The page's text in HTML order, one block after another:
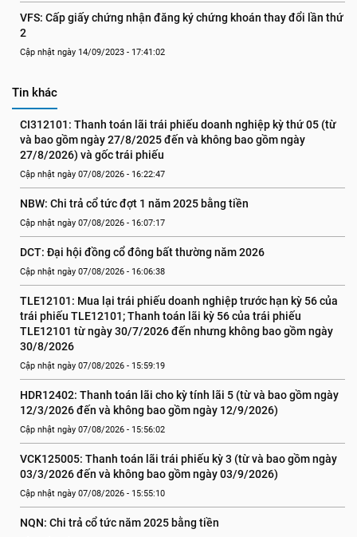
VFS: Cấp giấy chứng nhận đăng ký chứng khoán thay đổi lần thứ
2
Cập nhật ngày 14/09/2023 - 17:41:02
Tin khác
CI312101: Thanh toán lãi trái phiếu doanh nghiệp kỳ thứ 05 (từ
và bao gồm ngày 27/8/2025 đến và không bao gồm ngày
27/8/2026) và gốc trái phiếu
Cập nhật ngày 07/08/2026 - 16:22:47
NBW: Chi trả cổ tức đợt 1 năm 2025 bằng tiền
Cập nhật ngày 07/08/2026 - 16:07:17
DCT: Đại hội đồng cổ đông bất thường năm 2026
Cập nhật ngày 07/08/2026 - 16:06:38
TLE12101: Mua lại trái phiếu doanh nghiệp trước hạn kỳ 56 của
trái phiếu TLE12101; Thanh toán lãi kỳ 56 của trái phiếu
TLE12101 từ ngày 30/7/2026 đến nhưng không bao gồm ngày
30/8/2026
Cập nhật ngày 07/08/2026 - 15:59:19
HDR12402: Thanh toán lãi cho kỳ tính lãi 5 (từ và bao gồm ngày
12/3/2026 đến và không bao gồm ngày 12/9/2026)
Cập nhật ngày 07/08/2026 - 15:56:02
VCK125005: Thanh toán lãi trái phiếu kỳ 3 (từ và bao gồm ngày
03/3/2026 đến và không bao gồm ngày 03/9/2026)
Cập nhật ngày 07/08/2026 - 15:55:10
NQN: Chi trả cổ tức năm 2025 bằng tiền